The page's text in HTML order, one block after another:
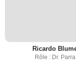
Ricardo
Rôle : Dr. Parra